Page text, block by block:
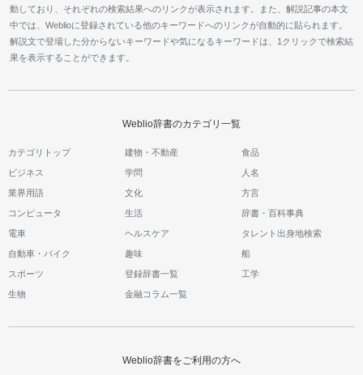
動しており、それぞれの検索結果へのリンクが表示されます。また、解説記事の本文
中では、Weblioに登録されている他のキーワードへのリンクが自動的に貼られます。
解説文で登場した分からないキーワードや気になるキーワードは、1クリックで検索結
果を表示することができます。
Weblio辞書のカテゴリ一覧
カテゴリトップ 建物・不動産 食品
ビジネス 学問 人名
業界用語 文化 方言
コンピュータ 生活 辞書・百科事典
電車 ヘルスケア タレント出身地検索
自動車・バイク 趣味 船
スポーツ 登録辞書一覧 工学
生物 金融コラム一覧
Weblio辞書をご利用の方へ